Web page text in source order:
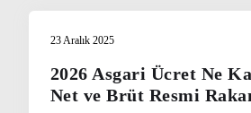
23 Aralık 2025
2026 Asgari Ücret Ne
Net ve Brüt Resmi